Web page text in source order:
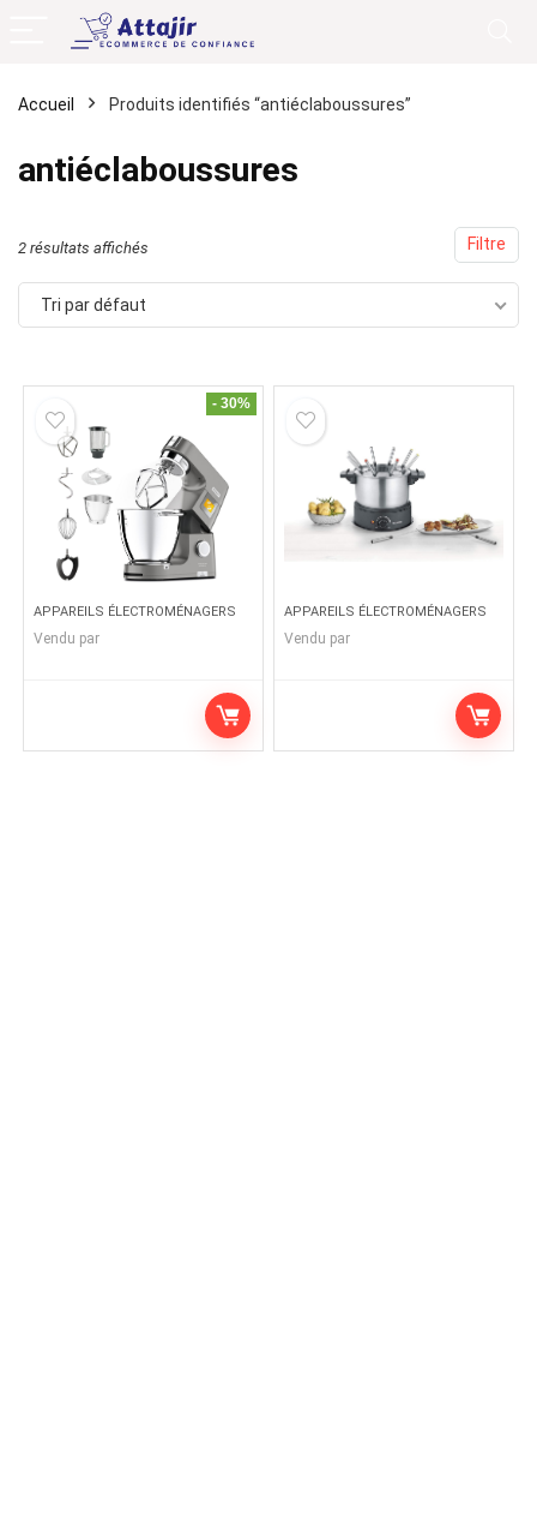
Accueil Produits identifiés “antiéclaboussures”
antiéclaboussures
Filtre
2 résultats affichés
Tri par défaut
- 30%
APPAREILS ÉLECTROMÉNAGERS
Vendu par
APPAREILS ÉLECTROMÉNAGERS
Vendu par